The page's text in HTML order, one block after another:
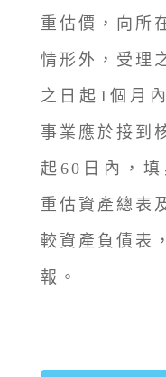
重估價，向所
情形外，受理
之日起1個月
事業應於接到
起60日內，
重估資產總表
較資產負債表
報。